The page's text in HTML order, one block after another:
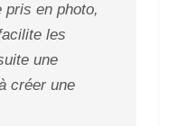
pris en photo,
les
une
créer une